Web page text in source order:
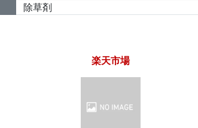
除草剤
楽天市場